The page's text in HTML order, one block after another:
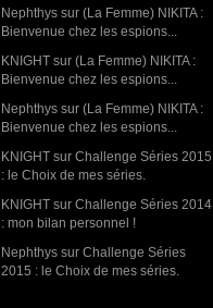
Nephthys sur (La Femme) NIKITA :
Bienvenue chez les espions...
KNIGHT sur (La Femme) NIKITA :
Bienvenue chez les espions...
Nephthys sur (La Femme) NIKITA :
Bienvenue chez les espions...
KNIGHT sur Challenge Séries 2015
: le Choix de mes séries.
KNIGHT sur Challenge Séries 2014
: mon bilan personnel !
Nephthys sur Challenge Séries
2015 : le Choix de mes séries.